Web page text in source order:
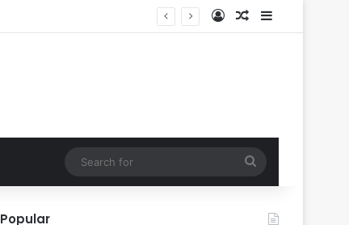
Log InRandom Article
Sidebar
for
Popular